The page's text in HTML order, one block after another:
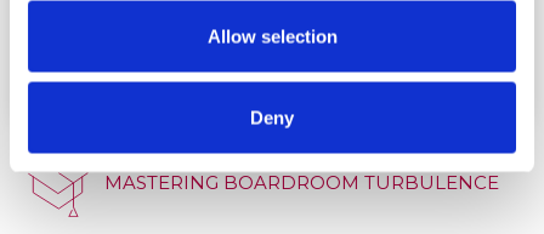
Allow selection
Deny
MASTERING BOARDROOM TURBULENCE